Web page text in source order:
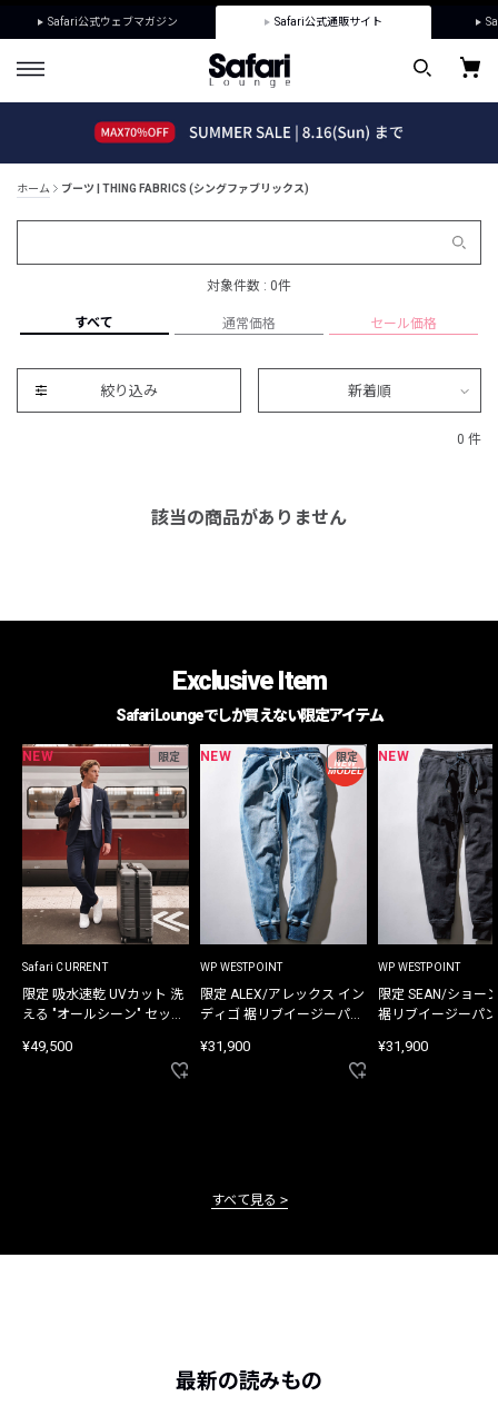
Safari公式ウェブマガジン Safari公式通販サイト
ホーム ブーツ | THING FABRICS (シングファブリックス)
対象件数 : 0件
すべて 通常価格 セール価格
絞り込み 新着順
0 件
該当の商品がありません
Exclusive Item
Safari Loungeでしか買えない限定アイテム
NEW 限定
Safari CURRENT
限定 吸水速乾 UVカット 洗
える "オールシーン" セット
¥49,500
NEW 限定
WP WESTPOINT
限定 ALEX/アレックス イン
ディゴ 裾リブイージーパン
¥31,900
NEW
WP WESTPOINT
限定 SEAN/ショー
裾リブイージーパ
¥31,900
すべて見る
最新の読みもの